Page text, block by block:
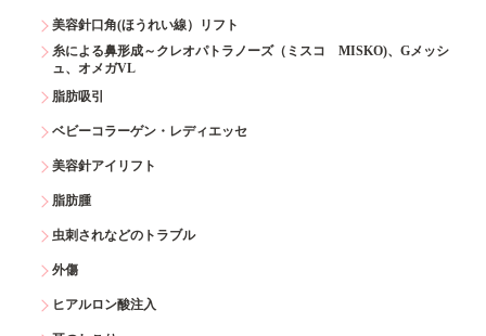
美容針口角(ほうれい線）リフト
糸による鼻形成～クレオパトラノーズ（ミスコ MISKO)、Gメッシ
ュ、オメガVL
脂肪吸引
ベビーコラーゲン・レディエッセ
美容針アイリフト
脂肪腫
虫刺されなどのトラブル
外傷
ヒアルロン酸注入